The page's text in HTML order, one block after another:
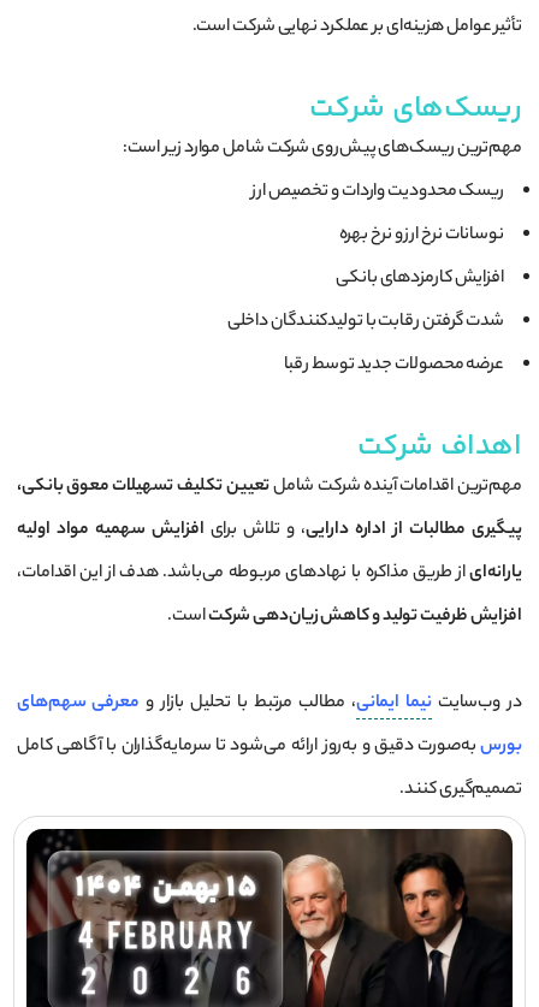
تأثیر عوامل هزینه‌ای بر عملکرد نهایی شرکت است.
ریسک‌های شرکت
مهم‌ترین ریسک‌های پیش‌روی شرکت شامل موارد زیر است:
ریسک محدودیت واردات و تخصیص ارز
نوسانات نرخ ارز و نرخ بهره
افزایش کارمزدهای بانکی
شدت گرفتن رقابت با تولیدکنندگان داخلی
عرضه محصولات جدید توسط رقبا
اهداف شرکت
مهم‌ترین اقدامات آینده شرکت شاملتعیین تکلیف تسهیلات معوق بانکی،
پیگیری مطالبات از اداره دارایی، و تلاش برای افزایش سهمیه مواد اولیه
یارانه‌ایاز طریق مذاکره با نهادهای مربوطه می‌باشد. هدف از این اقدامات،
افزایش ظرفیت تولید و کاهش زیان‌دهی شرکتاست.
در وب‌سایتنیما ایمانی، مطالب مرتبط با تحلیل بازار و معرفی سهم‌های
بورسبه‌صورت دقیق و به‌روز ارائه می‌شود تا سرمایه‌گذاران با آگاهی کامل
تصمیم‌گیری کنند.